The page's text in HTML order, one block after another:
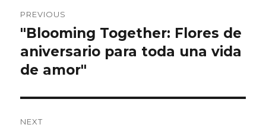
navigation
PREVIOUS
Previous
post:
"Blooming Together: Flores de
aniversario para toda una vida
de amor"
NEXT